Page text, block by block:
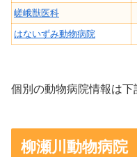
嵯峨獣医科
はないずみ動物病院
個別の動物病院情報は下
柳瀬川動物病院